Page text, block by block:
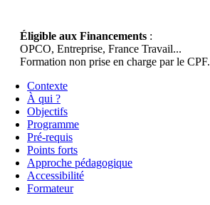
Éligible aux Financements :
OPCO, Entreprise, France Travail...
Formation non prise en charge par le CPF.
Contexte
À qui ?
Objectifs
Programme
Pré-requis
Points forts
Approche pédagogique
Accessibilité
Formateur